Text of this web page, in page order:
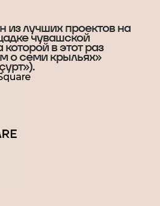
лучших проектов на
чувашской
в этот раз
о семи крыльях»